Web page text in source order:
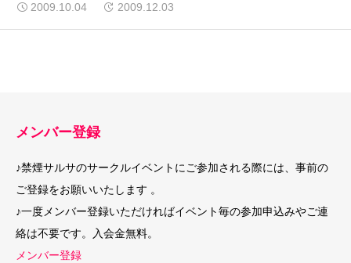
2009.10.04 2009.12.03
メンバー登録
♪禁煙サルサのサークルイベントにご参加される際には、事前の
ご登録をお願いいたします 。
♪一度メンバー登録いただければイベント毎の参加申込みやご連
絡は不要です。入会金無料。
メンバー登録